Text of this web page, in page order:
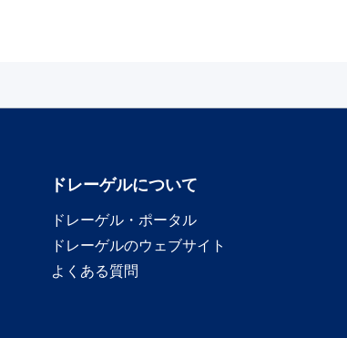
ドレーゲル​について
ドレーゲル​・ポータル
ドレーゲル​のウェブサイト
よくある質問